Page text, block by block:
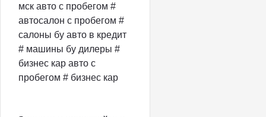
мск авто с пробегом #
автосалон с пробегом #
салоны бу авто в кредит
# машины бу дилеры #
бизнес кар авто с
пробегом # бизнес кар